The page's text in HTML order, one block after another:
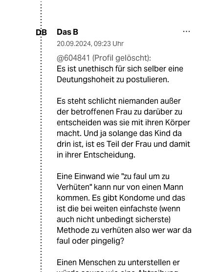
6G 604841 (Profil gelöscht)
20.09.2024 ,16:22 Uhr
@Botho von Rienäcker:
jetzt auch nur Beispiele. Adoption ist
eben ein Weg von mehreren für
homosexuelle Paare ein Kind zu
bekommen.
DB Das B
20.09.2024,09:23 Uhr
@604841 (Profil gelöscht):
Es ist unethisch für sich selber eine
Deutungshoheit zu postulieren.
Es steht schlicht niemanden außer
entscheiden was sie mit ihren Körper